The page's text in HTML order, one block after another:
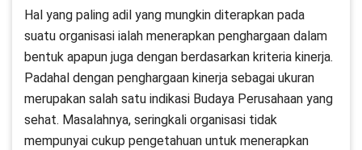
Hal yang paling adil yang mungkin diterapkan pada
suatu organisasi ialah menerapkan penghargaan dalam
bentuk apapun juga dengan berdasarkan kriteria kinerja.
Padahal dengan penghargaan kinerja sebagai ukuran
merupakan salah satu indikasi Budaya Perusahaan yang
sehat. Masalahnya, seringkali organisasi tidak
mempunyai cukup pengetahuan untuk menerapkan